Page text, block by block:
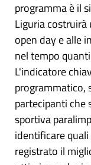
programma è il
Liguria costruirà
open day e alle
nel tempo
L'indicatore
programmatico,
partecipanti che
sportiva
identificare
registrato il